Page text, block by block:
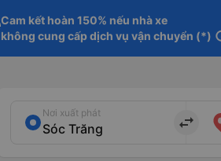
Cam kết hoàn 150% nếu nhà xe
không cung cấp dịch vụ vận chuyển (*)
Nơi xuất phát
import_export